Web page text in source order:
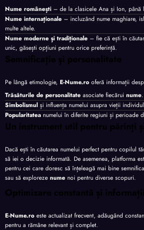
Nume românești – de la clasicele Ana și Ion, până
Nume internaționale – incluzând nume maghiare,
multe altele.
Nume moderne și tradiționale – fie că ești în
unic, găsești opțiuni pentru orice preferință.
Semnificație și personalitate
Pe lângă etimologie, E-Nume.ro oferă informații
Trăsăturile de personalitate asociate fiecărui nume.
Simbolismul și influența numelui asupra vieții
Popularitatea numelui în diferite regiuni și perioade
Un instrument util pentru părinți
Dacă ești în căutarea numelui perfect pentru copilul
să iei o decizie informată. De asemenea, platforma
pentru cei care doresc să înțeleagă mai bine
sau să exploreze nume noi pentru diverse scopuri.
Optimizare constantă și
E-Nume.ro este actualizat frecvent, adăugând
pentru a rămâne relevant și complet.